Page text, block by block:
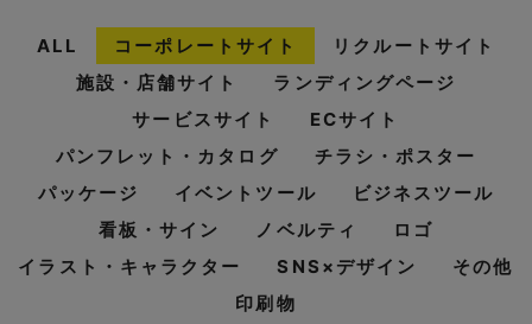
ALL コーポレートサイト
リクルートサイト
施設・店舗サイト
ランディングページ
サービスサイト
ECサイト
パンフレット・カタログ
チラシ・ポスター
パッケージ
イベントツール
ビジネスツール
看板・サイン
ノベルティ
ロゴ
イラスト・キャラクター
SNS×デザイン
その他
印刷物